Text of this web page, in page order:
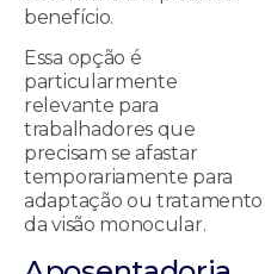
benefício.
Essa opção é
particularmente
relevante para
trabalhadores que
precisam se afastar
temporariamente para
adaptação ou tratamento
da visão monocular.